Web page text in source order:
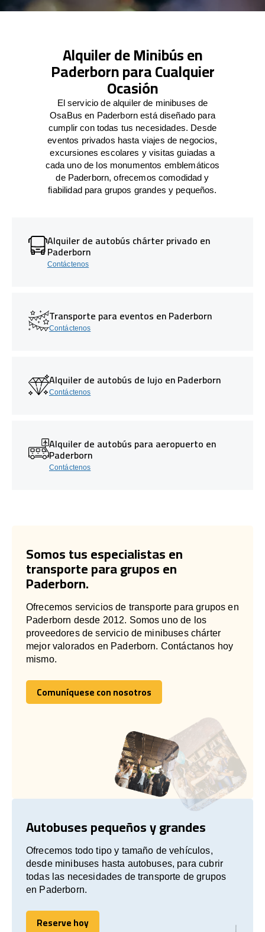
Alquiler de Minibús en
Paderborn para Cualquier
Ocasión
El servicio de alquiler de minibuses de
OsaBus en Paderborn está diseñado para
cumplir con todas tus necesidades. Desde
eventos privados hasta viajes de negocios,
excursiones escolares y visitas guiadas a
cada uno de los monumentos emblemáticos
de Paderborn, ofrecemos comodidad y
fiabilidad para grupos grandes y pequeños.
Alquiler de autobús chárter privado en
Paderborn
Contáctenos
Transporte para eventos en Paderborn
Contáctenos
Alquiler de autobús de lujo en Paderborn
Contáctenos
Alquiler de autobús para aeropuerto en
Paderborn
Contáctenos
Somos tus especialistas en
transporte para grupos en
Paderborn.
Ofrecemos servicios de transporte para grupos en
Paderborn desde 2012. Somos uno de los
proveedores de servicio de minibuses chárter
mejor valorados en Paderborn. Contáctanos hoy
mismo.
Comuníquese con nosotros
Comuníquese con nosotros
Autobuses pequeños y grandes
Ofrecemos todo tipo y tamaño de vehículos,
desde minibuses hasta autobuses, para cubrir
todas las necesidades de transporte de grupos
en Paderborn.
Reserve hoy